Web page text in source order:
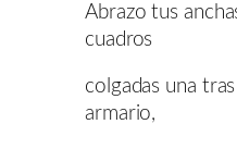
Abrazo tus
cuadros
colgadas una
armario,